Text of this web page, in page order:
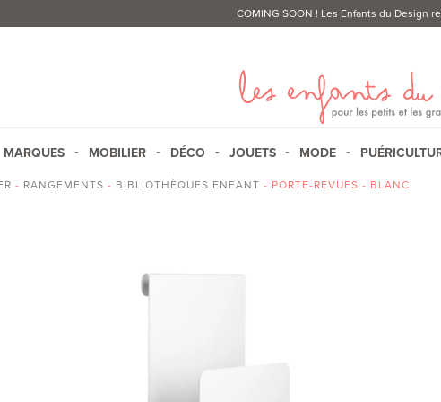
COMING SOON ! Les Enfants du Design
MARQUES MOBILIER DÉCO JOUETS MODE
- RANGEMENTS - BIBLIOTHÈQUES ENFANT - PORTE-REVUES - BLANC